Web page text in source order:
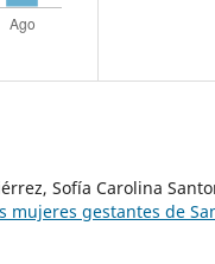
Sofía Carolina
gestantes de